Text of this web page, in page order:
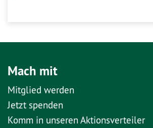
Mach mit
Mitglied werden
Jetzt spenden
Komm in unseren Aktionsverteiler